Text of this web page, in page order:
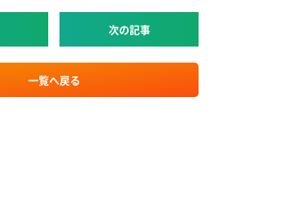
次の記事
一覧へ戻る